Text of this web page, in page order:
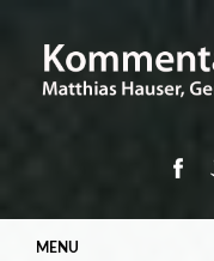
Main menu
MENU